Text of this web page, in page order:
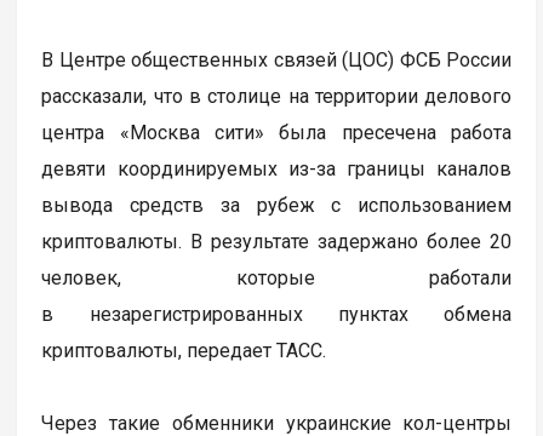
В Центре общественных связей (ЦОС) ФСБ России
рассказали, что в столице на территории делового
центра «Москва сити» была пресечена работа
девяти координируемых из-за границы каналов
вывода средств за рубеж с использованием
криптовалюты. В результате задержано более 20
человек, которые работали
в незарегистрированных пунктах обмена
криптовалюты, передает ТАСС.
Через такие обменники украинские кол-центры